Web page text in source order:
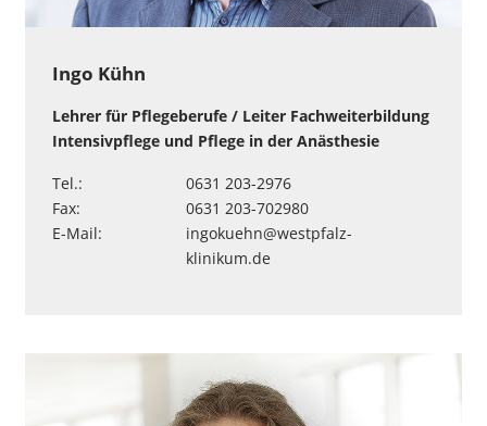
Ingo Kühn
Lehrer für Pflegeberufe / Leiter Fachweiterbildung
Intensivpflege und Pflege in der Anästhesie
Tel.:
0631 203-2976
Fax:
0631 203-702980
E-Mail:
ingokuehn@westpfalz-
klinikum.de